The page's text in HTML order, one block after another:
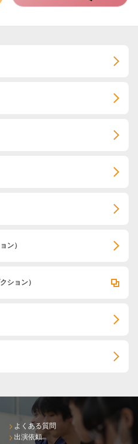
ン）
ション）
よくある質問
出演依頼